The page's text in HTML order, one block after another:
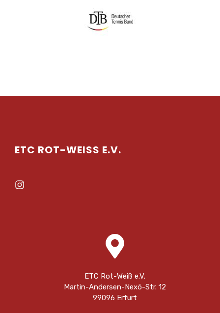
ETC ROT-WEISS E.V.
ETC Rot-Weiß e.V.
Martin-Andersen-Nexö-Str. 12
99096 Erfurt